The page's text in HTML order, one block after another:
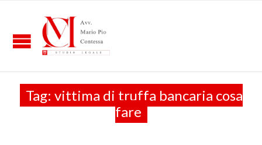
Tag: vittima di truffa bancaria cosa
fare